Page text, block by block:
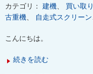
カテゴリ： 建機 買い取り
古重機
自走式スクリーン
こんにちは。
続きを読む